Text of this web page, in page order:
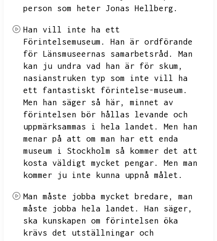
person som heter Jonas Hellberg.
Han vill inte ha ett
Förintelsemuseum.
Han är ordförande
för Länsmuseernas samarbetsråd.
Man
kan ju undra vad han är för skum,
nasianstruken typ som inte vill ha
ett fantastiskt förintelse-museum.
Men han säger så här,
minnet av
förintelsen bör hållas levande och
uppmärksammas i hela landet.
Men han
menar på att om man har ett enda
museum i Stockholm så kommer det att
kosta väldigt mycket pengar.
Men man
kommer ju inte kunna uppnå målet.
Man måste jobba mycket bredare,
man
måste jobba hela landet.
Han säger,
ska kunskapen om förintelsen öka
krävs det utställningar och